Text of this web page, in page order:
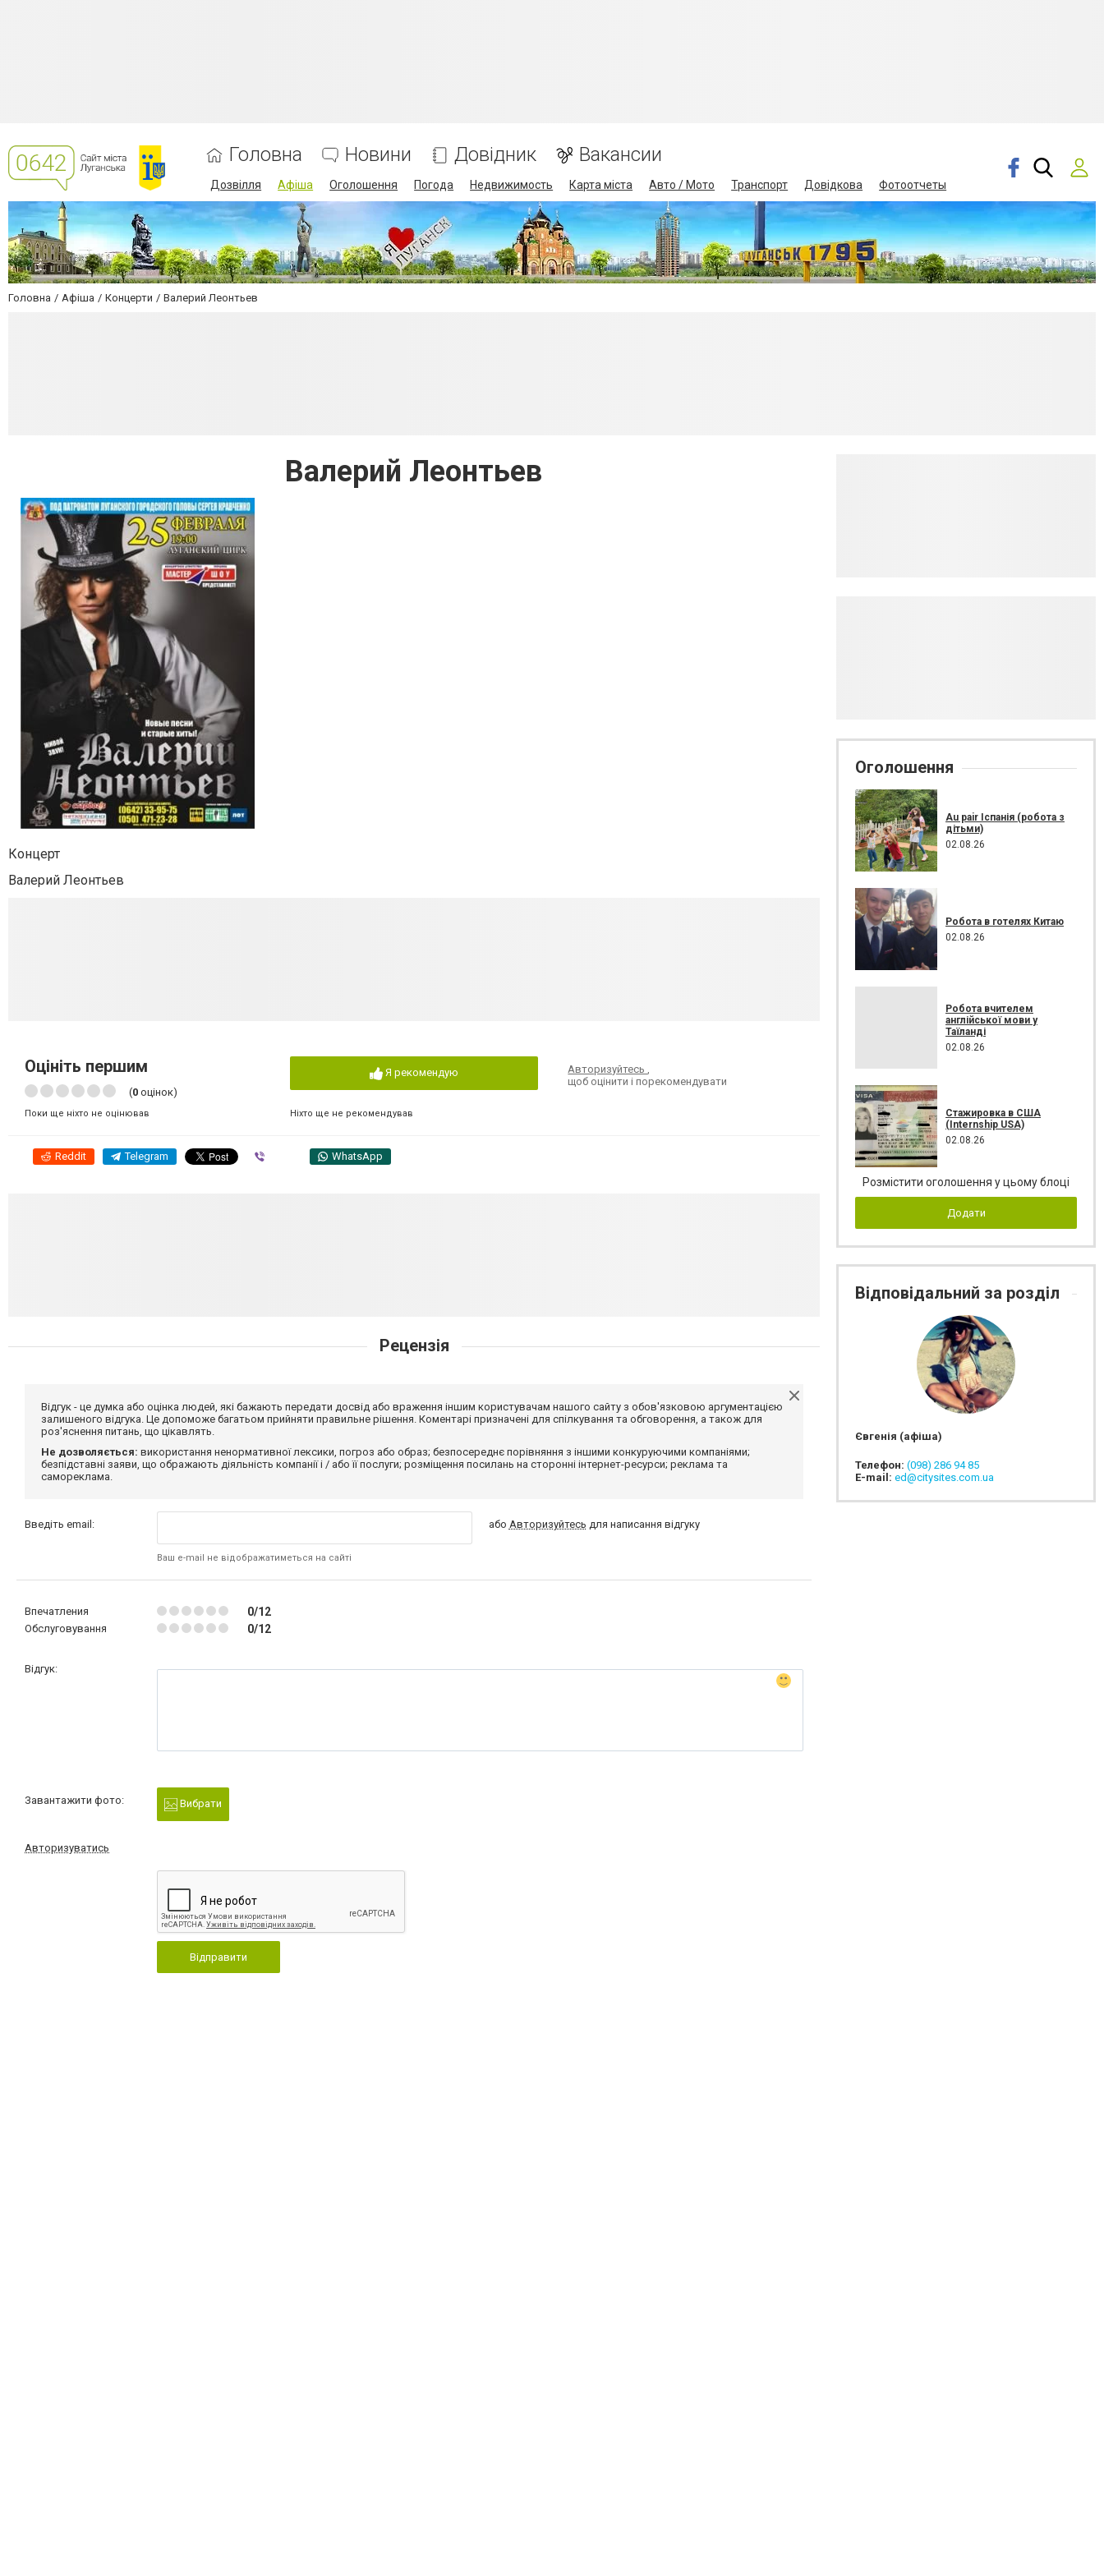
Головна Новини Довідник Вакансии
Дозвілля Афіша Оголошення Погода Недвижимость Карта міста Авто / Мото Транспорт Довідкова Фотоотчеты
Головна Афіша Концерти Валерий Леонтьев
Валерий Леонтьев
Концерт
Валерий Леонтьев
Оцініть першим
(0 оцінок)
Поки ще ніхто не оцінював
Я рекомендую
Ніхто ще не рекомендував
Авторизуйтесь,
щоб оцінити і порекомендувати
Reddit Telegram WhatsApp
Рецензія
Відгук - це думка або оцінка людей, які бажають передати досвід або враження іншим користувачам нашого сайту з обов'язковою аргументацією
залишеного відгука. Це допоможе багатьом прийняти правильне рішення. Коментарі призначені для спілкування та обговорення, а також для
роз'яснення питань, що цікавлять.
Не дозволяється: використання ненормативної лексики, погроз або образ; безпосереднє порівняння з іншими конкуруючими компаніями;
безпідставні заяви, що ображають діяльність компанії і / або її послуги; розміщення посилань на сторонні інтернет-ресурси; реклама та
самореклама.
Введіть email:
Ваш e-mail не відображатиметься на сайті
або Авторизуйтесь для написання відгуку
Впечатления 0/12
Обслуговування 0/12
Відгук:
Завантажити фото: Вибрати
Авторизуватись
Відправити
Оголошення
Au pair Іспанія (робота з
дітьми)
02.08.26
Робота в готелях Китаю
02.08.26
Робота вчителем
англійської мови у
Таїланді
02.08.26
Стажировка в США
(Internship USA)
02.08.26
Розмістити оголошення у цьому блоці
Додати
Відповідальний за розділ
Євгенія (афіша)
Телефон: (098) 286 94 85
E-mail: ed@citysites.com.ua